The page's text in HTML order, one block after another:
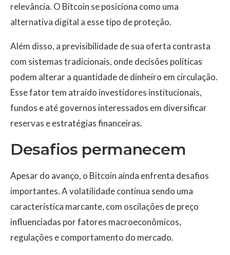
relevância. O Bitcoin se posiciona como uma
alternativa digital a esse tipo de proteção.
Além disso, a previsibilidade de sua oferta contrasta
com sistemas tradicionais, onde decisões políticas
podem alterar a quantidade de dinheiro em circulação.
Esse fator tem atraído investidores institucionais,
fundos e até governos interessados em diversificar
reservas e estratégias financeiras.
Desafios permanecem
Apesar do avanço, o Bitcoin ainda enfrenta desafios
importantes. A volatilidade continua sendo uma
característica marcante, com oscilações de preço
influenciadas por fatores macroeconômicos,
regulações e comportamento do mercado.